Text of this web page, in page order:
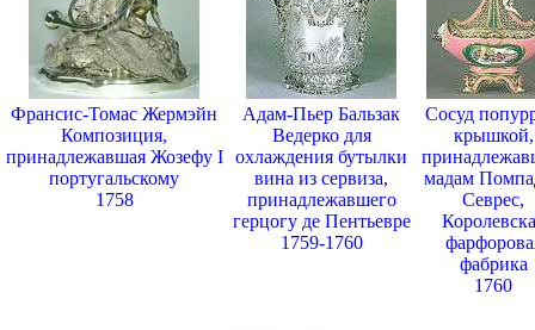
Франсис-Томас Жермэйн
Композиция,
принадлежавшая Жозефу I
португальскому
1758
Адам-Пьер Бальзак
Ведерко для
охлаждения бутылки
вина из сервиза,
принадлежавшего
герцогу де Пентьевре
1759-1760
Сосуд
крышкой,
мадам
Севрес,
фабрика
1760